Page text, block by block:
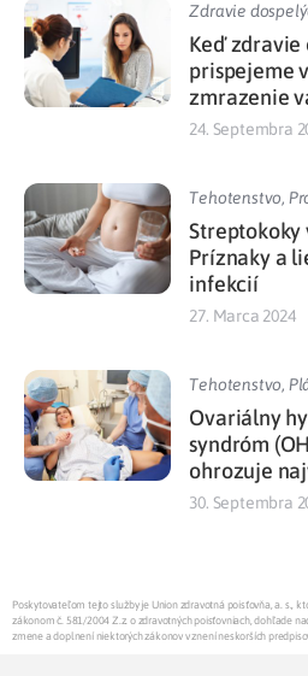
Zdravie
Keď zdravie
prispejeme
zmrazenie
24. Septembra
Tehotenstvo,
Streptokoky
Príznaky a
infekcií
27. Marca 2024
Tehotenstvo,
Ovariálny
syndróm
ohrozuje
30. Septembra
Poskytovateľom tejto služby je Union zdravotná poisťovňa, a. s.,
zákonom č. 581/2004 Z.z. o zdravotných poisťovniach, dohľade
zmene a doplnení niektorých zákonov v znení neskorších